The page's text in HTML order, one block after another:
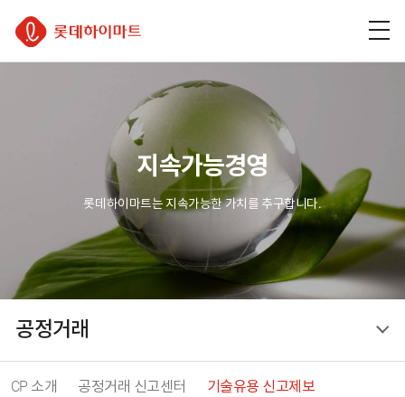
롯데하이마트
지속가능경영
롯데하이마트는 지속가능한 가치를 추구합니다.
공정거래
공정거래
CP 소개 공정거래 신고센터
기술유용 신고제보